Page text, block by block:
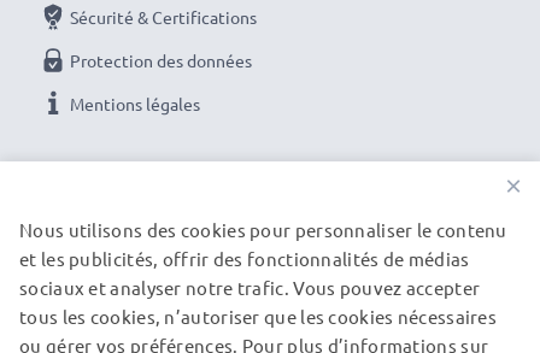
Sécurité & Certifications
Protection des données
Mentions légales
NOS PARTENAIRES DE LIVRAISON
×
Nous utilisons des cookies pour personnaliser le contenu
et les publicités, offrir des fonctionnalités de médias
sociaux et analyser notre trafic. Vous pouvez accepter
tous les cookies, n’autoriser que les cookies nécessaires
ou gérer vos préférences. Pour plus d’informations sur